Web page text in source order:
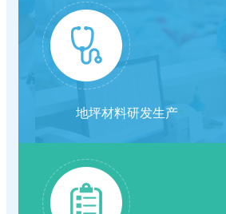
格的公示
正规合法的网赌网站关于开展
医疗服务项目的价格公示
【重要通知】正规的网赌网站
关于修订"胰岛素泵持续皮下
复盘蓄力提质 深耕护理服务｜
年度护理管理委员会首次工作
我院第十期临床思享会圆满结
赋能临床高质量发展
端午养生｜循古法智慧，守夏
就医更省心！我院推出"一站
地坪材料研发生产